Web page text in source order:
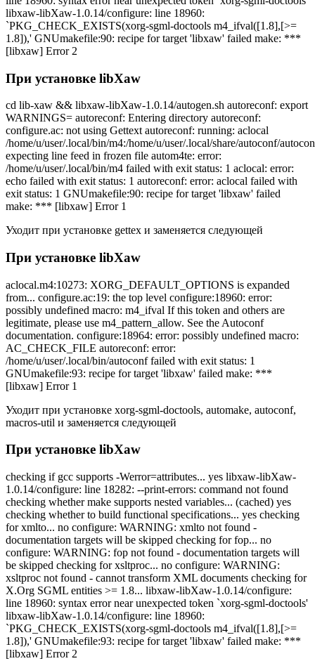
libxaw-libXaw-1.0.14/configure: line 18960:
`PKG_CHECK_EXISTS(xorg-sgml-doctools m4_ifval([1.8],[>=
1.8]),' GNUmakefile:90: recipe for target 'libxaw' failed make: ***
[libxaw] Error 2
При установке libXaw
cd lib-xaw && libxaw-libXaw-1.0.14/autogen.sh autoreconf: export
WARNINGS= autoreconf: Entering directory autoreconf:
configure.ac: not using Gettext autoreconf: running: aclocal
/home/u/user/.local/bin/m4:/home/u/user/.local/share/autoconf/
expecting line feed in frozen file autom4te: error:
/home/u/user/.local/bin/m4 failed with exit status: 1 aclocal: error:
echo failed with exit status: 1 autoreconf: error: aclocal failed with
exit status: 1 GNUmakefile:90: recipe for target 'libxaw' failed
make: *** [libxaw] Error 1
Уходит при установке gettex и заменяется следующей
При установке libXaw
aclocal.m4:10273: XORG_DEFAULT_OPTIONS is expanded
from... configure.ac:19: the top level configure:18960: error:
possibly undefined macro: m4_ifval If this token and others are
legitimate, please use m4_pattern_allow. See the Autoconf
documentation. configure:18964: error: possibly undefined macro:
AC_CHECK_FILE autoreconf: error:
/home/u/user/.local/bin/autoconf failed with exit status: 1
GNUmakefile:93: recipe for target 'libxaw' failed make: ***
[libxaw] Error 1
Уходит при установке xorg-sgml-doctools, automake, autoconf,
macros-util и заменяется следующей
При установке libXaw
checking if gcc supports -Werror=attributes... yes libxaw-libXaw-
1.0.14/configure: line 18282: --print-errors: command not found
checking whether make supports nested variables... (cached) yes
checking whether to build functional specifications... yes checking
for xmlto... no configure: WARNING: xmlto not found -
documentation targets will be skipped checking for fop... no
configure: WARNING: fop not found - documentation targets will
be skipped checking for xsltproc... no configure: WARNING:
xsltproc not found - cannot transform XML documents checking for
X.Org SGML entities >= 1.8... libxaw-libXaw-1.0.14/configure:
line 18960: syntax error near unexpected token `xorg-sgml-doctools'
libxaw-libXaw-1.0.14/configure: line 18960:
`PKG_CHECK_EXISTS(xorg-sgml-doctools m4_ifval([1.8],[>=
1.8]),' GNUmakefile:93: recipe for target 'libxaw' failed make: ***
[libxaw] Error 2